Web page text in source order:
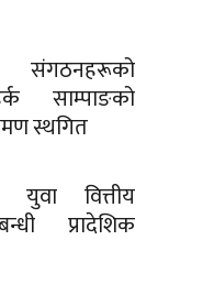
संगठनहरूको
साम्पाङको
स्थगित
वित्तीय
प्रादेशिक